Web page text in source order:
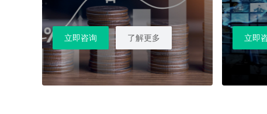
立即咨询 了解更多 立即